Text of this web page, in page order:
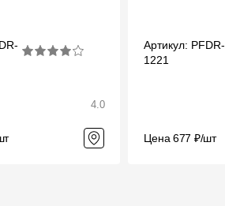
4.0
Артикул: PFDR-
1221
Цена 677 ₽/шт